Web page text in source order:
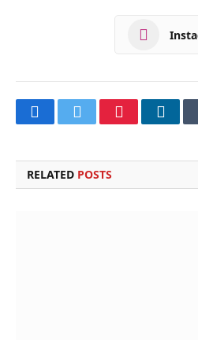
FacebookTwitterPinterest
RELATED POSTS